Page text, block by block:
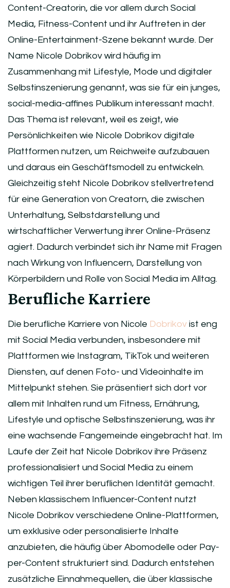
Content-Creatorin, die vor allem durch Social
Media, Fitness-Content und ihr Auftreten in der
Online-Entertainment-Szene bekannt wurde. Der
Name Nicole Dobrikov wird häufig im
Zusammenhang mit Lifestyle, Mode und digitaler
Selbstinszenierung genannt, was sie für ein junges,
social-media-affines Publikum interessant macht.
Das Thema ist relevant, weil es zeigt, wie
Persönlichkeiten wie Nicole Dobrikov digitale
Plattformen nutzen, um Reichweite aufzubauen
und daraus ein Geschäftsmodell zu entwickeln.
Gleichzeitig steht Nicole Dobrikov stellvertretend
für eine Generation von Creatorn, die zwischen
Unterhaltung, Selbstdarstellung und
wirtschaftlicher Verwertung ihrer Online-Präsenz
agiert. Dadurch verbindet sich ihr Name mit Fragen
nach Wirkung von Influencern, Darstellung von
Körperbildern und Rolle von Social Media im Alltag.
Berufliche Karriere
Die berufliche Karriere von Nicole Dobrikov ist eng
mit Social Media verbunden, insbesondere mit
Plattformen wie Instagram, TikTok und weiteren
Diensten, auf denen Foto- und Videoinhalte im
Mittelpunkt stehen. Sie präsentiert sich dort vor
allem mit Inhalten rund um Fitness, Ernährung,
Lifestyle und optische Selbstinszenierung, was ihr
eine wachsende Fangemeinde eingebracht hat. Im
Laufe der Zeit hat Nicole Dobrikov ihre Präsenz
professionalisiert und Social Media zu einem
wichtigen Teil ihrer beruflichen Identität gemacht.
Neben klassischem Influencer-Content nutzt
Nicole Dobrikov verschiedene Online-Plattformen,
um exklusive oder personalisierte Inhalte
anzubieten, die häufig über Abomodelle oder Pay-
per-Content strukturiert sind. Dadurch entstehen
zusätzliche Einnahmequellen, die über klassische